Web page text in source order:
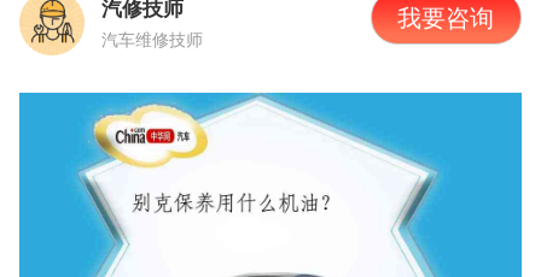
汽修技师
汽车维修技师
我要咨询